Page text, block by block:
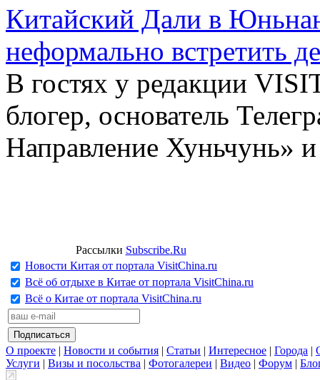
Китайский Дали в
неформально встретить
В гостях у редакции
блогер, основатель
Направление Хуньчунь»
Рассылки Subscribe.Ru
Новости Китая от портала VisitChina.ru
Всё об отдыхе в Китае от портала VisitChina.ru
Всё о Китае от портала VisitChina.ru
О проекте | Новости и события | Статьи | Интересное | Города |
Услуги | Визы и посольства | Фотогалереи | Видео | Форум |